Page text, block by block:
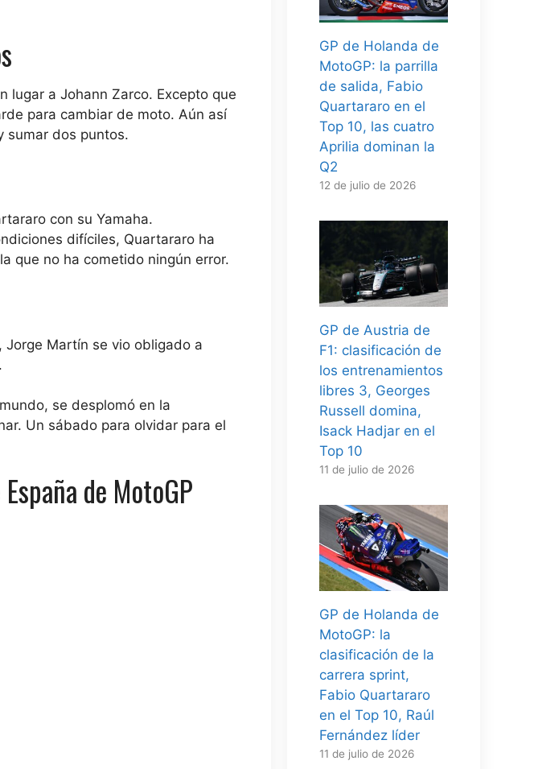
lugar a Johann Zarco. Excepto que
para cambiar de moto. Aún así
sumar dos puntos.
con su Yamaha.
difíciles, Quartararo ha
que no ha cometido ningún error.
Jorge Martín se vio obligado a
se desplomó en la
Un sábado para olvidar para el
de MotoGP
GP de Holanda de
MotoGP: la parrilla
de salida, Fabio
Quartararo en el
Top 10, las cuatro
Aprilia dominan la
Q2
12 de julio de 2026
GP de Austria de
F1: clasificación de
los entrenamientos
libres 3, Georges
Russell domina,
Isack Hadjar en el
Top 10
11 de julio de 2026
GP de Holanda de
MotoGP: la
clasificación de la
carrera sprint,
Fabio Quartararo
en el Top 10, Raúl
Fernández líder
11 de julio de 2026